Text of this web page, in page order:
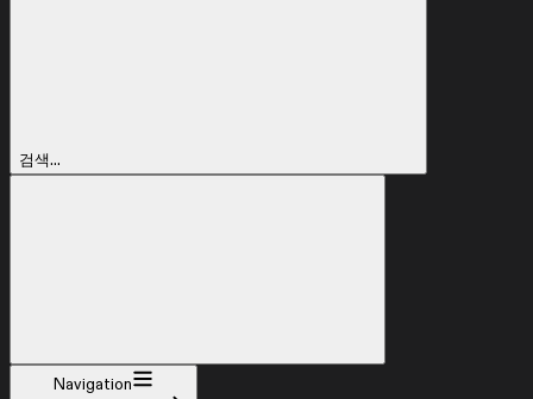
검색...
Navigation